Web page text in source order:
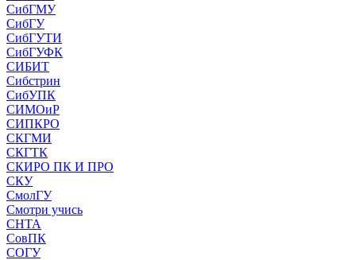
СибГМУ
СибГУ
СибГУТИ
СибГУФК
СИБИТ
Сибстрин
СибУПК
СИМОиР
СИПКРО
СКГМИ
СКГТК
СКИРО ПК И ПРО
СКУ
СмолГУ
Смотри учись
СНТА
СовПК
СОГУ